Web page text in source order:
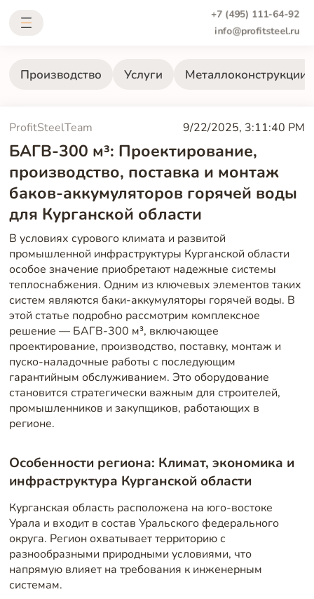
+7 (495) 111-64-92
info@profitsteel.ru
Производство Услуги Металлоконструкции
ProfitSteelTeam 9/22/2025, 3:11:40 PM
БАГВ-300 м³: Проектирование,
производство, поставка и монтаж
баков-аккумуляторов горячей воды
для Курганской области
В условиях сурового климата и развитой
промышленной инфраструктуры Курганской области
особое значение приобретают надежные системы
теплоснабжения. Одним из ключевых элементов таких
систем являются баки-аккумуляторы горячей воды. В
этой статье подробно рассмотрим комплексное
решение — БАГВ-300 м³, включающее
проектирование, производство, поставку, монтаж и
пуско-наладочные работы с последующим
гарантийным обслуживанием. Это оборудование
становится стратегически важным для строителей,
промышленников и закупщиков, работающих в
регионе.
Особенности региона: Климат, экономика и
инфраструктура Курганской области
Курганская область расположена на юго-востоке
Урала и входит в состав Уральского федерального
округа. Регион охватывает территорию с
разнообразными природными условиями, что
напрямую влияет на требования к инженерным
системам.